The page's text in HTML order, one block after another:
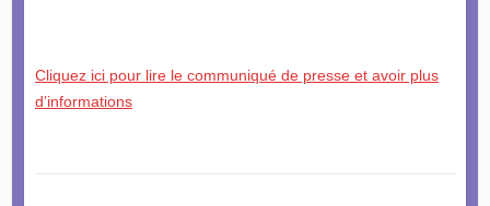
Cliquez ici pour lire le communiqué de presse et avoir plus
d’informations